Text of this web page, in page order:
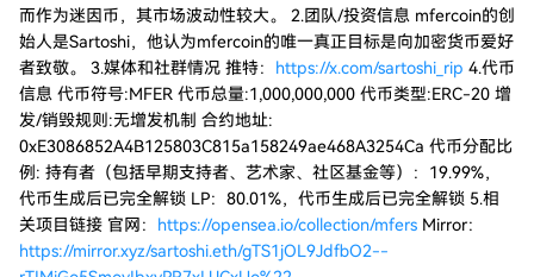
而作为迷因币，其市场波动性较大。 2.团队/投资信息 mfercoin的创
始人是Sartoshi，他认为mfercoin的唯一真正目标是向加密货币爱好
者致敬。 3.媒体和社群情况 推特： https://x.com/sartoshi_rip 4.代币
信息 代币符号:MFER 代币总量:1,000,000,000 代币类型:ERC-20 增
发/销毁规则:无增发机制 合约地址:
0xE3086852A4B125803C815a158249ae468A3254Ca 代币分配比
例: 持有者（包括早期支持者、艺术家、社区基金等）：19.99%，
代币生成后已完全解锁 LP：80.01%，代币生成后已完全解锁 5.相
关项目链接 官网： https://opensea.io/collection/mfers Mirror：
https://mirror.xyz/sartoshi.eth/gTS1jOL9JdfbO2--